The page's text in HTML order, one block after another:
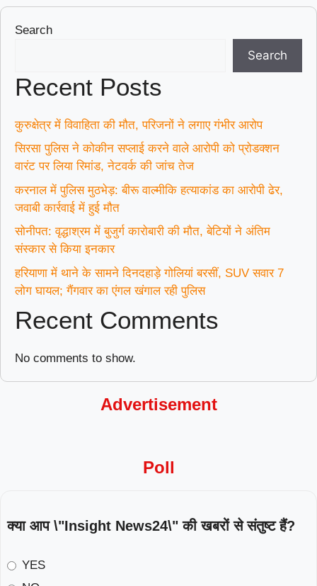
Search
Search
Recent Posts
कुरुक्षेत्र में विवाहिता की मौत, परिजनों ने लगाए गंभीर आरोप
सिरसा पुलिस ने कोकीन सप्लाई करने वाले आरोपी को प्रोडक्शन
वारंट पर लिया रिमांड, नेटवर्क की जांच तेज
करनाल में पुलिस मुठभेड़: बीरू वाल्मीकि हत्याकांड का आरोपी ढेर,
जवाबी कार्रवाई में हुई मौत
सोनीपत: वृद्धाश्रम में बुजुर्ग कारोबारी की मौत, बेटियों ने अंतिम
संस्कार से किया इनकार
हरियाणा में थाने के सामने दिनदहाड़े गोलियां बरसीं, SUV सवार 7
लोग घायल; गैंगवार का एंगल खंगाल रही पुलिस
Recent Comments
No comments to show.
Advertisement
Poll
क्या आप \"Insight News24\" की खबरों से संतुष्ट हैं?
YES